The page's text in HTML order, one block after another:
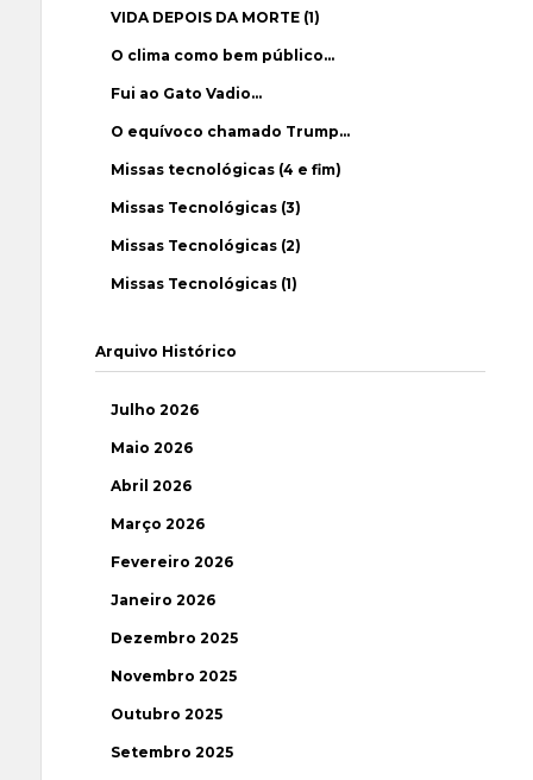
VIDA DEPOIS DA MORTE (1)
O clima como bem público…
Fui ao Gato Vadio…
O equívoco chamado Trump…
Missas tecnológicas (4 e fim)
Missas Tecnológicas (3)
Missas Tecnológicas (2)
Missas Tecnológicas (1)
Arquivo Histórico
Julho 2026
Maio 2026
Abril 2026
Março 2026
Fevereiro 2026
Janeiro 2026
Dezembro 2025
Novembro 2025
Outubro 2025
Setembro 2025